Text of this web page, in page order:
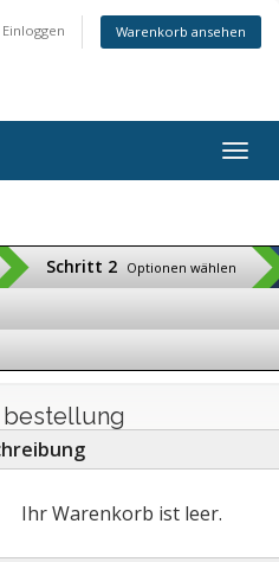
Einloggen Warenkorb ansehen
Schritt 2 Optionen wählen
Ihr Warenkorb ist leer.